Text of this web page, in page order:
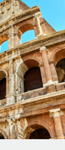
freelances partout
complexes
flux de travail en
par rapport aux
et internationales
en pleine
avec des
paiement des
disponibles et
freelances
Connexion